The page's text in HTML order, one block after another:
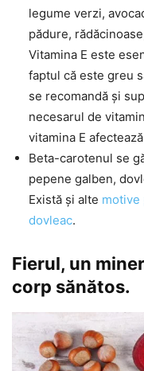
legume verzi,
pădure,
Vitamina E este
faptul că este greu
se recomandă și
necesarul de
vitamina E
Beta-carotenul se
pepene galben,
Există și alte motive
dovleac.
Fierul, un
corp sănătos.